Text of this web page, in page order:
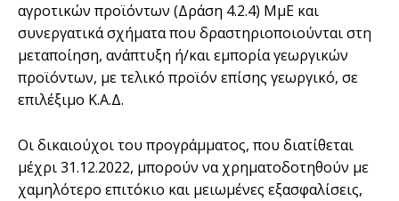
αγροτικών προϊόντων (Δράση 4.2.4) ΜμΕ και
συνεργατικά σχήματα που δραστηριοποιούνται στη
μεταποίηση, ανάπτυξη ή/και εμπορία γεωργικών
προϊόντων, με τελικό προϊόν επίσης γεωργικό, σε
επιλέξιμο Κ.Α.Δ.
Οι δικαιούχοι του προγράμματος, που διατίθεται
μέχρι 31.12.2022, μπορούν να χρηματοδοτηθούν με
χαμηλότερο επιτόκιο και μειωμένες εξασφαλίσεις,